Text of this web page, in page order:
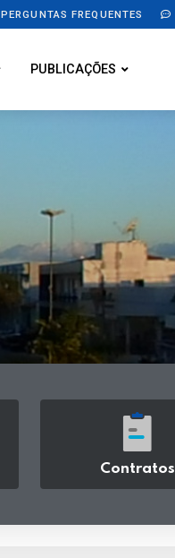
PERGUNTAS FREQUENTES
PUBLICAÇÕES
Contratos